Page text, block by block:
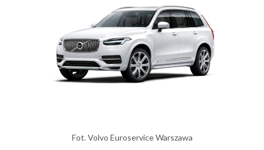
Fot. Volvo Euroservice Warszawa